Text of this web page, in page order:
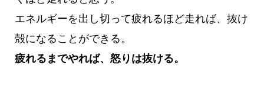
エネルギーを出し切って疲れるほど走れば、抜け
殻になることができる。
疲れるまでやれば、怒りは抜ける。